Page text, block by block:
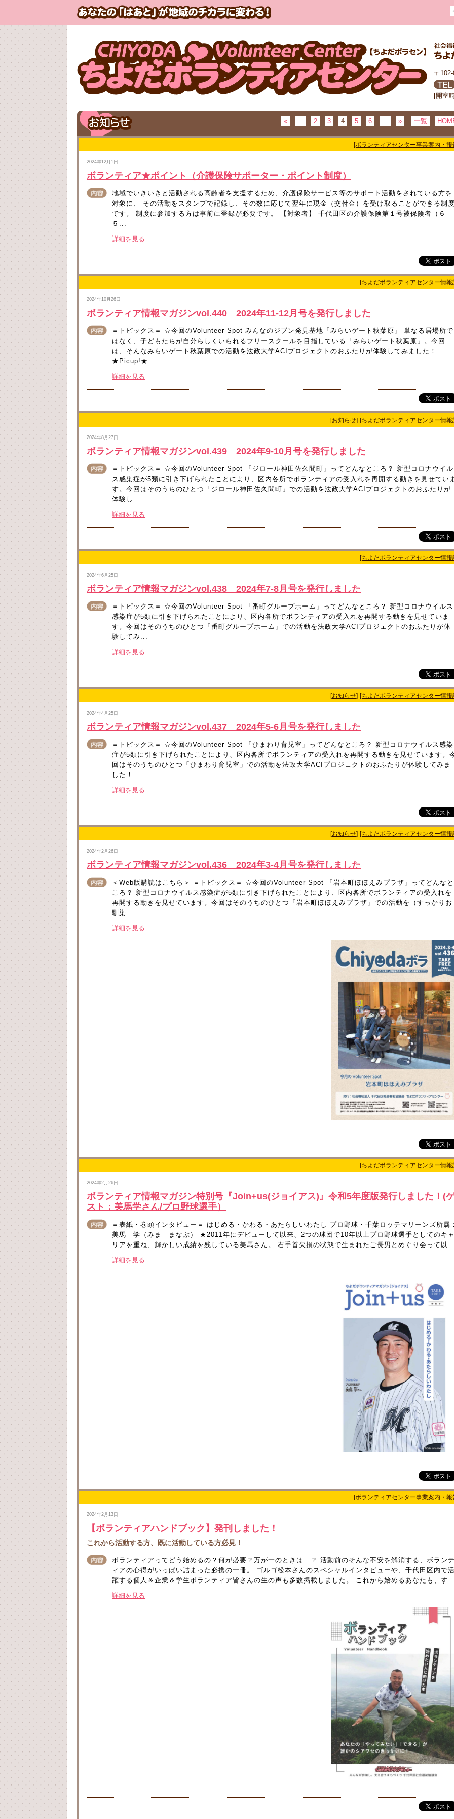
〒
[開室
« ... 2 3 4 5 6 ... » 一覧
[ボランティアセンター事業案内・報
2024年12月1日
ボランティア★ポイント（介護保険サポーター・ポイント制度）
地域でいきいきと活動される高齢者を支援するため、介護保険サービス等のサポート活動をされている方を
対象に、 その活動をスタンプで記録し、その数に応じて翌年に現金（交付金）を受け取ることができる制
です。 制度に参加する方は事前に登録が必要です。 【対象者】 千代田区の介護保険第１号被保険者（６
５...
詳細を見る
[ちよだボランティアセンター情報
2024年10月26日
ボランティア情報マガジンvol.440 2024年11-12月号を発行しました
＝トピックス＝ ☆今回のVolunteer Spot みんなのジブン発見基地「みらいゲート秋葉原」 単なる居場所で
はなく、子どもたちが自分らしくいられるフリースクールを目指している「みらいゲート秋葉原」。今回
は、そんなみらいゲート秋葉原での活動を法政大学ACIプロジェクトのおふたりが体験してみました！
★Picup!★…...
詳細を見る
[お知らせ] [ちよだボランティアセンター情報
2024年8月27日
ボランティア情報マガジンvol.439 2024年9-10月号を発行しました
＝トピックス＝ ☆今回のVolunteer Spot 「ジロール神田佐久間町」ってどんなところ？ 新型コロナウイル
ス感染症が5類に引き下げられたことにより、区内各所でボランティアの受入れを再開する動きを見せてい
す。今回はそのうちのひとつ「ジロール神田佐久間町」での活動を法政大学ACIプロジェクトのおふたりが
体験し...
詳細を見る
[ちよだボランティアセンター情報
2024年6月25日
ボランティア情報マガジンvol.438 2024年7-8月号を発行しました
＝トピックス＝ ☆今回のVolunteer Spot 「番町グループホーム」ってどんなところ？ 新型コロナウイルス
感染症が5類に引き下げられたことにより、区内各所でボランティアの受入れを再開する動きを見せていま
す。今回はそのうちのひとつ「番町グループホーム」での活動を法政大学ACIプロジェクトのおふたりが体
験してみ...
詳細を見る
[お知らせ] [ちよだボランティアセンター情報
2024年4月25日
ボランティア情報マガジンvol.437 2024年5-6月号を発行しました
＝トピックス＝ ☆今回のVolunteer Spot 「ひまわり育児室」ってどんなところ？ 新型コロナウイルス感染
症が5類に引き下げられたことにより、区内各所でボランティアの受入れを再開する動きを見せています。
回はそのうちのひとつ「ひまわり育児室」での活動を法政大学ACIプロジェクトのおふたりが体験してみま
した！...
詳細を見る
[お知らせ] [ちよだボランティアセンター情報
2024年2月26日
ボランティア情報マガジンvol.436 2024年3-4月号を発行しました
＜Web版購読はこちら＞ ＝トピックス＝ ☆今回のVolunteer Spot 「岩本町ほほえみプラザ」ってどんなと
ころ？ 新型コロナウイルス感染症が5類に引き下げられたことにより、区内各所でボランティアの受入れを
再開する動きを見せています。今回はそのうちのひとつ「岩本町ほほえみプラザ」での活動を（すっかりお
馴染...
詳細を見る
[ちよだボランティアセンター情報
2024年2月26日
ボランティア情報マガジン特別号『Join+us(ジョイアス)』令和5年度版発行しました！(
スト：美馬学さん/プロ野球選手）
＝表紙・巻頭インタビュー＝ はじめる・かわる・あたらしいわたし プロ野球・千葉ロッテマリーンズ所属
美馬 学（みま まなぶ） ★2011年にデビューして以来、2つの球団で10年以上プロ野球選手としてのキ
リアを重ね、輝かしい成績を残している美馬さん。 右手首欠損の状態で生まれたご長男とめぐり会って以
詳細を見る
[ボランティアセンター事業案内・報
2024年2月13日
【ボランティアハンドブック】発刊しました！
これから活動する方、既に活動している方必見！
ボランティアってどう始めるの？何が必要？万が一のときは…？ 活動前のそんな不安を解消する、ボラン
ィアの心得がいっぱい詰まった必携の一冊。 ゴルゴ松本さんのスペシャルインタビューや、千代田区内で
躍する個人＆企業＆学生ボランティア皆さんの生の声も多数掲載しました。 これから始めるあなたも、す
詳細を見る